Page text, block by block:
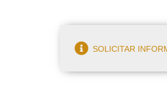
SOLICITAR